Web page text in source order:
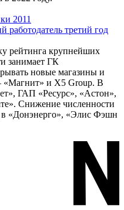
третий год
рейтинга крупнейших
занимает ГК
новые магазины и
«Магнит» и X5 Group. В
ГАП «Ресурс», «Астон»,
Снижение численности
«Донэнерго», «Элис Фэшн